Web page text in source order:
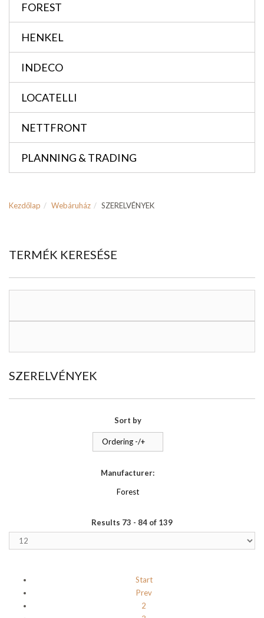
FOREST
HENKEL
INDECO
LOCATELLI
NETTFRONT
PLANNING & TRADING
Kezdőlap Webáruház SZERELVÉNYEK
TERMÉK KERESÉSE
SZERELVÉNYEK
Sort by
Ordering -/+
Manufacturer:
Forest
Results 73 - 84 of 139
Start
Prev
2